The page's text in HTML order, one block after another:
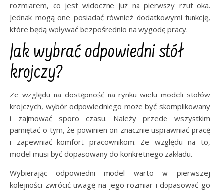
rozmiarem, co jest widoczne już na pierwszy rzut oka.
Jednak mogą one posiadać również dodatkowymi funkcję,
które będą wpływać bezpośrednio na wygodę pracy.
Jak wybrać odpowiedni stół
krojczy?
Ze względu na dostępność na rynku wielu modeli stołów
krojczych, wybór odpowiedniego może być skomplikowany
i zajmować sporo czasu. Należy przede wszystkim
pamiętać o tym, że powinien on znacznie usprawniać pracę
i zapewniać komfort pracownikom. Ze względu na to,
model musi być dopasowany do konkretnego zakładu.
Wybierając odpowiedni model warto w pierwszej
kolejności zwrócić uwagę na jego rozmiar i dopasować go